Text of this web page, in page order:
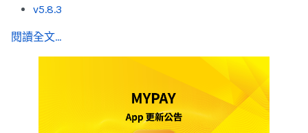
v5.8.3
閱讀全文...